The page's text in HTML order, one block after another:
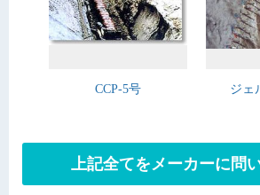
CCP-5号 ジェ
上記全てをメーカーに問